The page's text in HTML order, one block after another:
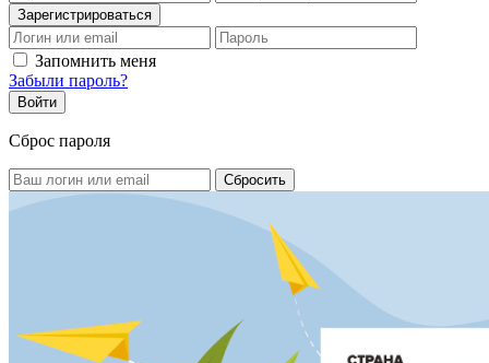
Запомнить меня
Забыли пароль?
Сброс пароля